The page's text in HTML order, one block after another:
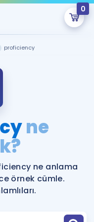
0
onlarca eğitim seni
Gramer
proficiency
ne
ne anlama
örnek cümle.